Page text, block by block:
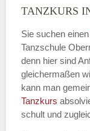
TANZKURS
Sie suchen einen
Tanzschule
denn hier sind
gleichermaßen
kann man
Tanzkurs
schult und